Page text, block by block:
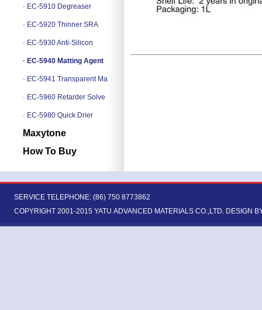
· EC-5910 Degreaser
· EC-5920 Thinner SRA
· EC-5930 Anti-Silicon
· EC-5940 Matting Agent
· EC-5941 Transparent Ma
· EC-5960 Retarder Solve
· EC-5980 Quick Drier
Maxytone
How To Buy
SERVICE TELEPHONE: (86) 750 8773862
COPYRIGHT 2001-2015 YATU ADVANCED MATERIALS CO.,LTD. DESIGN